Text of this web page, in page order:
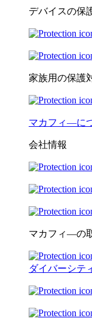
デバイスの保
家族用の保護
マカフィ―に
会社情報
マカフィ―の
ダイバーシテ